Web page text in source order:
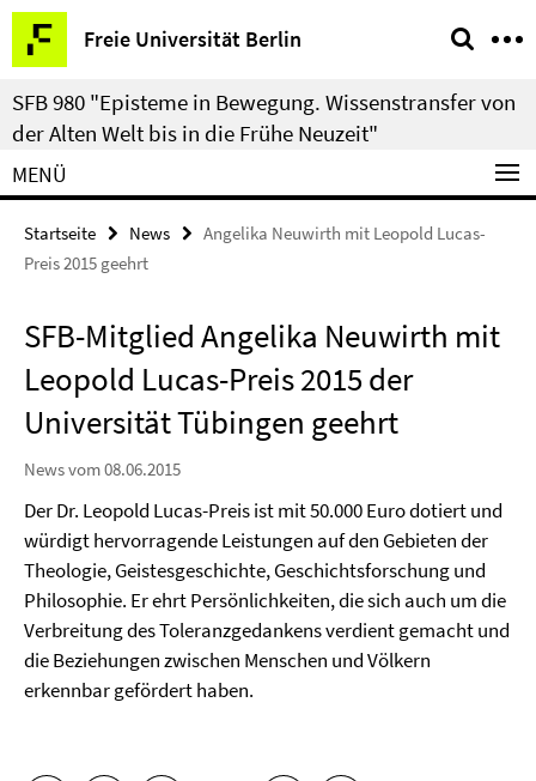
Springe
direkt
zu
Inhalt
Freie Universität Berlin
Service-
Navigation
SFB 980 "Episteme in Bewegung. Wissenstransfer von
der Alten Welt bis in die Frühe Neuzeit"
MENÜ
Startseite News
Angelika Neuwirth mit Leopold Lucas-
Preis 2015 geehrt
SFB-Mitglied Angelika Neuwirth mit
Leopold Lucas-Preis 2015 der
Universität Tübingen geehrt
News vom 08.06.2015
Der Dr. Leopold Lucas-Preis ist mit 50.000 Euro dotiert und
würdigt hervorragende Leistungen auf den Gebieten der
Theologie, Geistesgeschichte, Geschichtsforschung und
Philosophie. Er ehrt Persönlichkeiten, die sich auch um die
Verbreitung des Toleranzgedankens verdient gemacht und
die Beziehungen zwischen Menschen und Völkern
erkennbar gefördert haben.